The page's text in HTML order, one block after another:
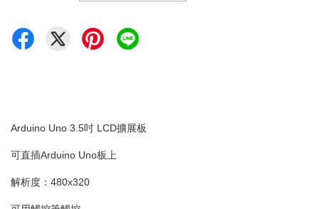
Arduino Uno 3.5吋 LCD擴展板
可直插Arduino Uno板上
解析度：480x320